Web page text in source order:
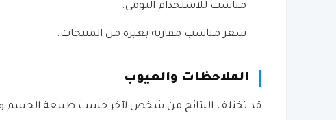
مناسب للاستخدام اليومي.
سعر مناسب مقارنة بغيره من المنتجات.
الملاحظات والعيوب
قد تختلف النتائج من شخص لآخر حسب طبيعة الجسم